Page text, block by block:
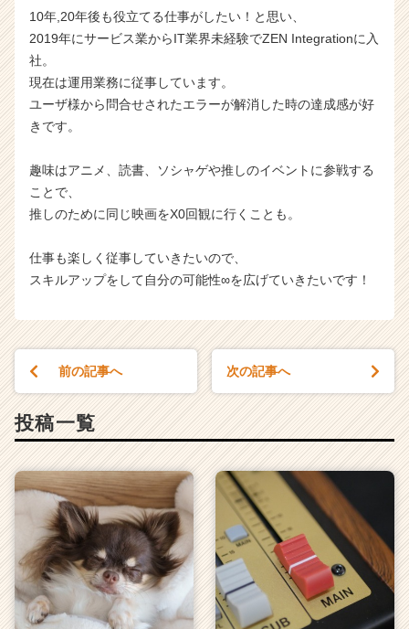
10年,20年後も役立てる仕事がしたい！と思い、
2019年にサービス業からIT業界未経験でZEN Integrationに入
社。
現在は運用業務に従事しています。
ユーザ様から問合せされたエラーが解消した時の達成感が好
きです。
趣味はアニメ、読書、ソシャゲや推しのイベントに参戦する
ことで、
推しのために同じ映画をX0回観に行くことも。
仕事も楽しく従事していきたいので、
スキルアップをして自分の可能性∞を広げていきたいです！
前の記事へ 次の記事へ
投稿一覧